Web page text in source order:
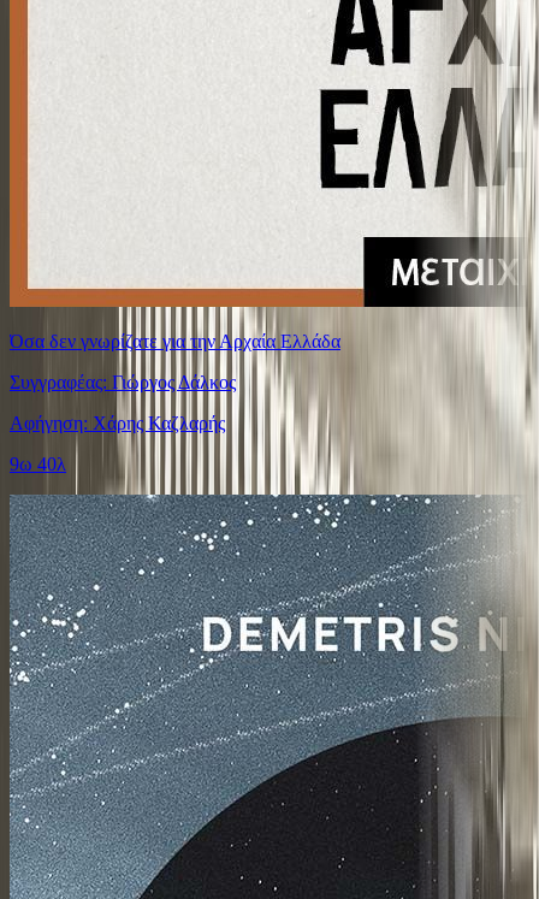
Όσα δεν γνωρίζατε για την Αρχαία Ελλάδα
Συγγραφέας: Γιώργος Δάλκος
Αφήγηση: Χάρης Καζλαρής
9ω 40λ